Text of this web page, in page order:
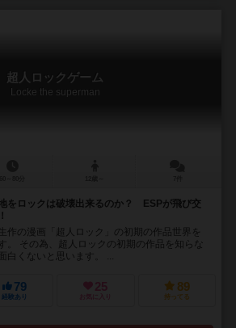
超人ロックゲーム
Locke the superman
をロックは破壊出来るのか？ ESPが飛び交
作の漫画「超人ロック」の初期の作品世界を
。 その為、超人ロックの初期の作品を知らな
白くないと思います。 ...
79
経験あり
25
お気に入り
89
持ってる